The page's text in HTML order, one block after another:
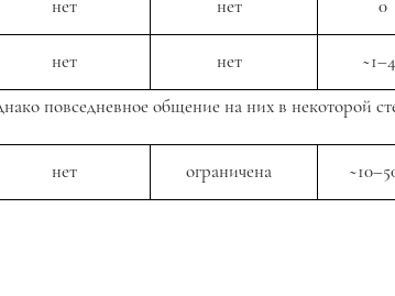
нет нет 0
нет нет
повседневное общение на них в некоторой
нет ограничена